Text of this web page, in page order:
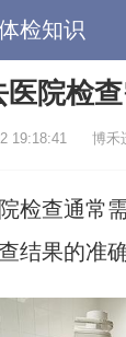
检知识
医院检
19:18:41 博禾
检查通常
结果的准确